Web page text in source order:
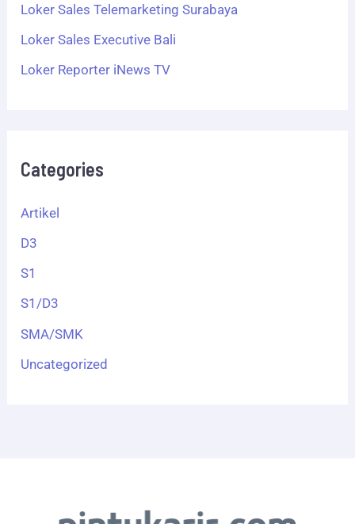
Loker Sales Telemarketing Surabaya
Loker Sales Executive Bali
Loker Reporter iNews TV
Categories
Artikel
D3
S1
S1/D3
SMA/SMK
Uncategorized